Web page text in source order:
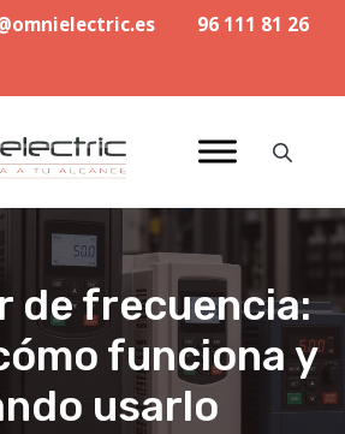
96 111 81 26
de frecuencia:
funciona y
usarlo